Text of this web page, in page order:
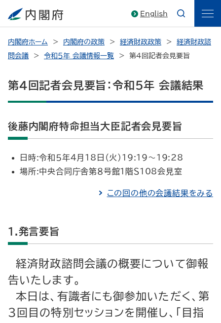
English
内閣府ホーム 内閣府の政策 経済財政政策
経済財政諮
問会議
令和５年 会議情報一覧 第４回記者会見要旨
第４回記者会見要旨：令和５年 会議結果
後藤内閣府特命担当大臣記者会見要旨
日時:令和５年４月18日（火）19:19～19:28
場所:中央合同庁舎第８号館１階Ｓ108会見室
この回の他の会議結果をみる
１.発言要旨
経済財政諮問会議の概要について御報
告いたします。
本日は、有識者にも御参加いただく、第
３回目の特別セッションを開催し、「目指